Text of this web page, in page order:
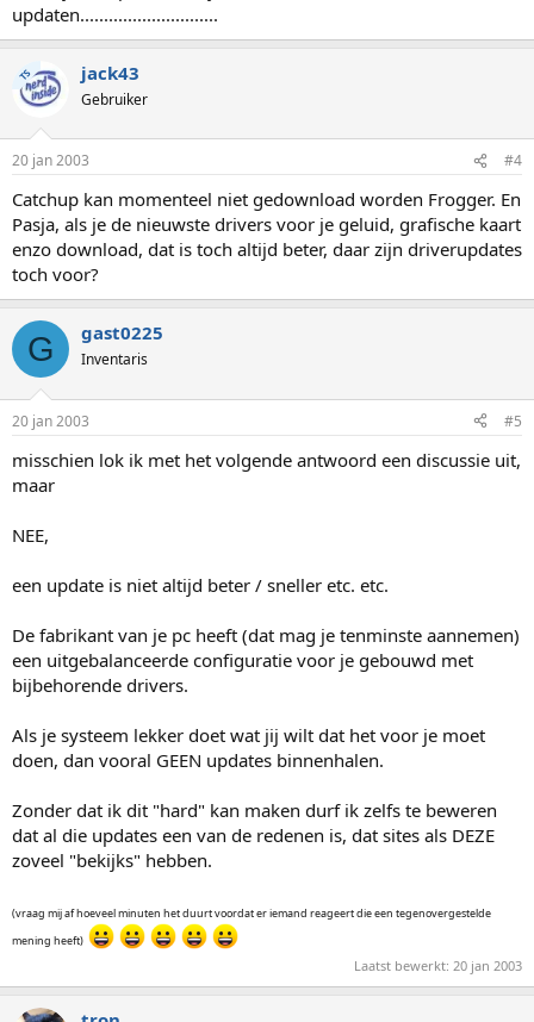
updaten.............................
TS jack43
Gebruiker
20 jan 2003 #4
Catchup kan momenteel niet gedownload worden Frogger. En
Pasja, als je de nieuwste drivers voor je geluid, grafische kaart
enzo download, dat is toch altijd beter, daar zijn driverupdates
toch voor?
G gast0225
Inventaris
20 jan 2003 #5
misschien lok ik met het volgende antwoord een discussie uit,
maar
NEE,
een update is niet altijd beter / sneller etc. etc.
De fabrikant van je pc heeft (dat mag je tenminste aannemen)
een uitgebalanceerde configuratie voor je gebouwd met
bijbehorende drivers.
Als je systeem lekker doet wat jij wilt dat het voor je moet
doen, dan vooral GEEN updates binnenhalen.
Zonder dat ik dit "hard" kan maken durf ik zelfs te beweren
dat al die updates een van de redenen is, dat sites als DEZE
zoveel "bekijks" hebben.
(vraag mij af hoeveel minuten het duurt voordat er iemand reageert die een tegenovergestelde
mening heeft)
Laatst bewerkt: 20 jan 2003